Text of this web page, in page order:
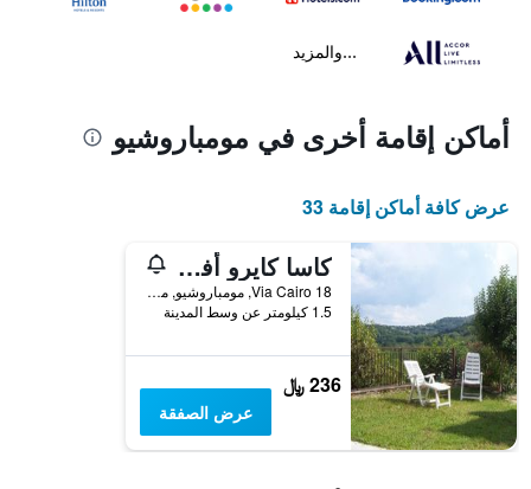
...والمزيد
أماكن إقامة أخرى في مومباروشيو
عرض كافة أماكن إقامة 33
كاسا كايرو أفيتاكاميري
Via Cairo 18, مومباروشيو, مقاطعة بيزارو وأوربينو, إيطاليا
1.5 كيلومتر عن وسط المدينة
236 ﷼
عرض الصفقة